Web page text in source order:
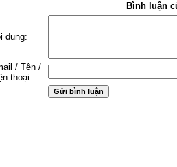
Bình luận
dung:
/ Tên /
thoại: